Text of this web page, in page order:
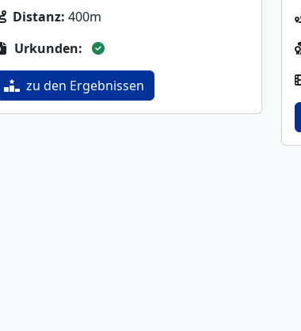
Distanz: 400m
Urkunden:
zu den Ergebnissen